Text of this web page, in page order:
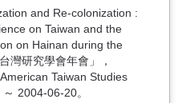
and Re-colonization :
on Taiwan and the
on Hainan during the
灣研究學會年會」，
Taiwan Studies
2004-06-20。